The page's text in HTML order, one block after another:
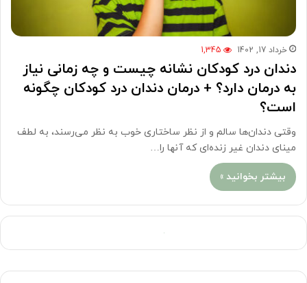
خرداد 17, 1402 1,345
دندان درد کودکان نشانه چیست و چه زمانی نیاز
به درمان دارد؟ + درمان دندان درد کودکان چگونه
است؟
وقتی دندان‌ها سالم و از نظر ساختاری خوب به نظر می‌رسند، به لطف
مینای دندان غیر زنده‌ای که آنها را…
بیشتر بخوانید »